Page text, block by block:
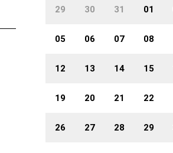
29 30 31 01
05 06 07 08
12 13 14 15
19 20 21 22
26 27 28 29